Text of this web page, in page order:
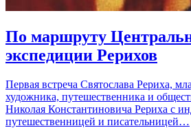
По маршруту
экспедиции Рерихов
Первая встреча Святослава Рериха,
художника, путешественника и
Николая Константиновича Рериха с
путешественницей и писательницей…